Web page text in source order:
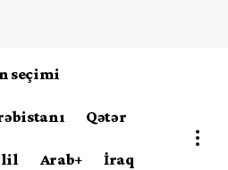
seçimi
Qətər
Arab+ İraq